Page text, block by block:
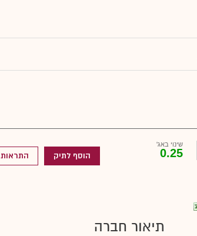
שינוי באג'
0.25 הוסף לתיק התראות
תיאור חברה